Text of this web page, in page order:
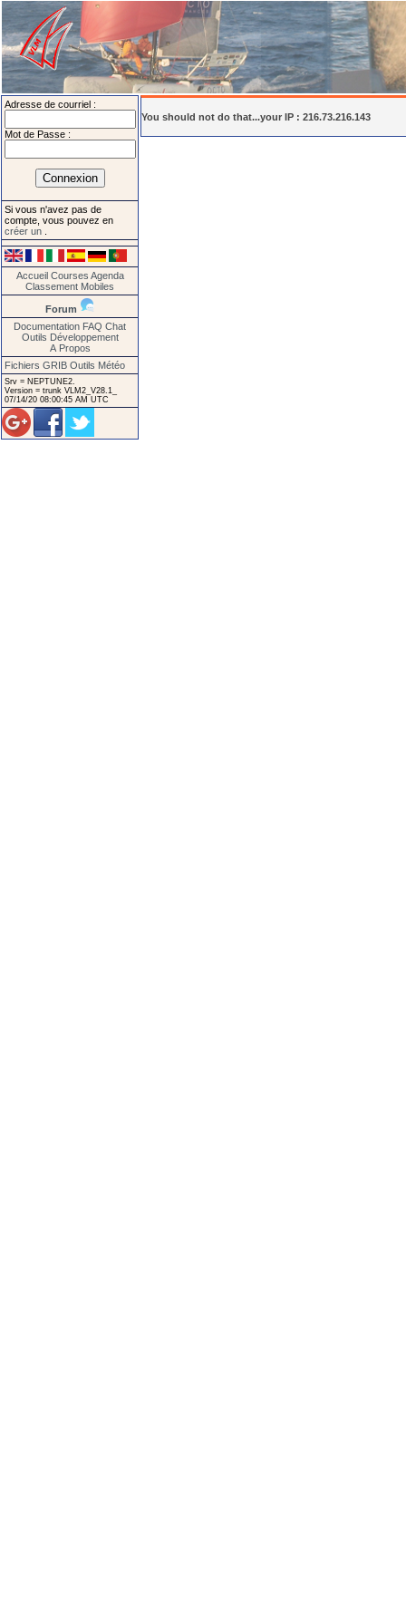
Adresse de courriel :
Mot de Passe :
Si vous n'avez pas de
compte, vous pouvez en
créer un
Accueil Courses Agenda
Classement Mobiles
Forum
Documentation FAQ Chat
Outils Développement
A Propos
Fichiers GRIB Outils Météo
Srv = NEPTUNE2.
Version = trunk VLM2_V28.1_
07/14/20 08:00:45 AM UTC
You should not do that...your IP : 216.73.216.143